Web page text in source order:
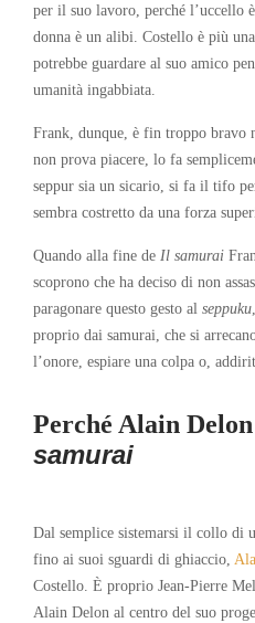
per il suo lavoro, perché l’uccello
donna è un alibi. Costello è più
potrebbe guardare al suo amico
umanità ingabbiata.
Frank, dunque, è fin troppo bravo
non prova piacere, lo fa
seppur sia un sicario, si fa il tifo
sembra costretto da una forza
Quando alla fine de Il samurai
scoprono che ha deciso di non
paragonare questo gesto al seppuku
proprio dai samurai, che si
l’onore, espiare una colpa o,
Perché Alain
samurai
Dal semplice sistemarsi il collo di
fino ai suoi sguardi di ghiaccio,
Costello. È proprio Jean-Pierre
Alain Delon al centro del suo